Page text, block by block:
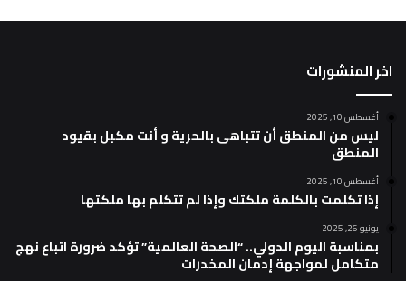
اخر المنشورات
أغسطس 10, 2025
ليس من المنطق أن تتباهى بالحرية و أنت مكبل بقيود
المنطق
أغسطس 10, 2025
إذا تكلمت بالكلمة ملكتك وإذا لم تتكلم بها ملكتها
يونيو 26, 2025
بمناسبة اليوم الدولي.. “الصحة العالمية” تؤكد ضرورة اتباع نهج
متكامل لمواجهة إدمان المخدرات